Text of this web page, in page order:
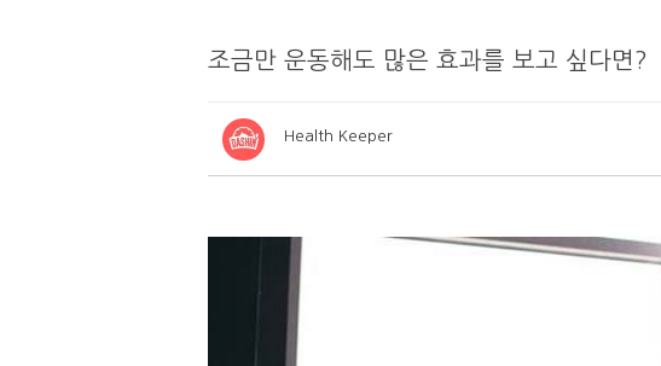
조금만 운동해도 많은 효과를 보고 싶다면?
Health Keeper